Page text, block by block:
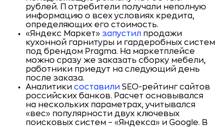
рублей. П отребители получали неполную
информацию о всех условиях кредита,
определяющих его стоимость.
«Яндекс Маркет» запустил продажи
кухонной гарнитуры и гардеробных систем
под брендом Pragma. На маркетплейсе
можно сразу же заказать сборку мебели,
работники приедут на следующий день
после заказа.
Аналитики составили SEO-рейтинг сайтов
российских банков. Расчет основывался
на нескольких параметрах, учитывался
«вес» популярности двух ключевых
поисковых систем – «Яндекса» и Google. В